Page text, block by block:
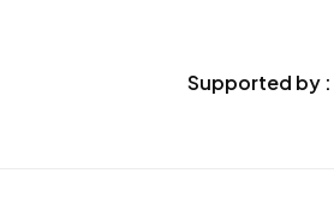
Supported by :